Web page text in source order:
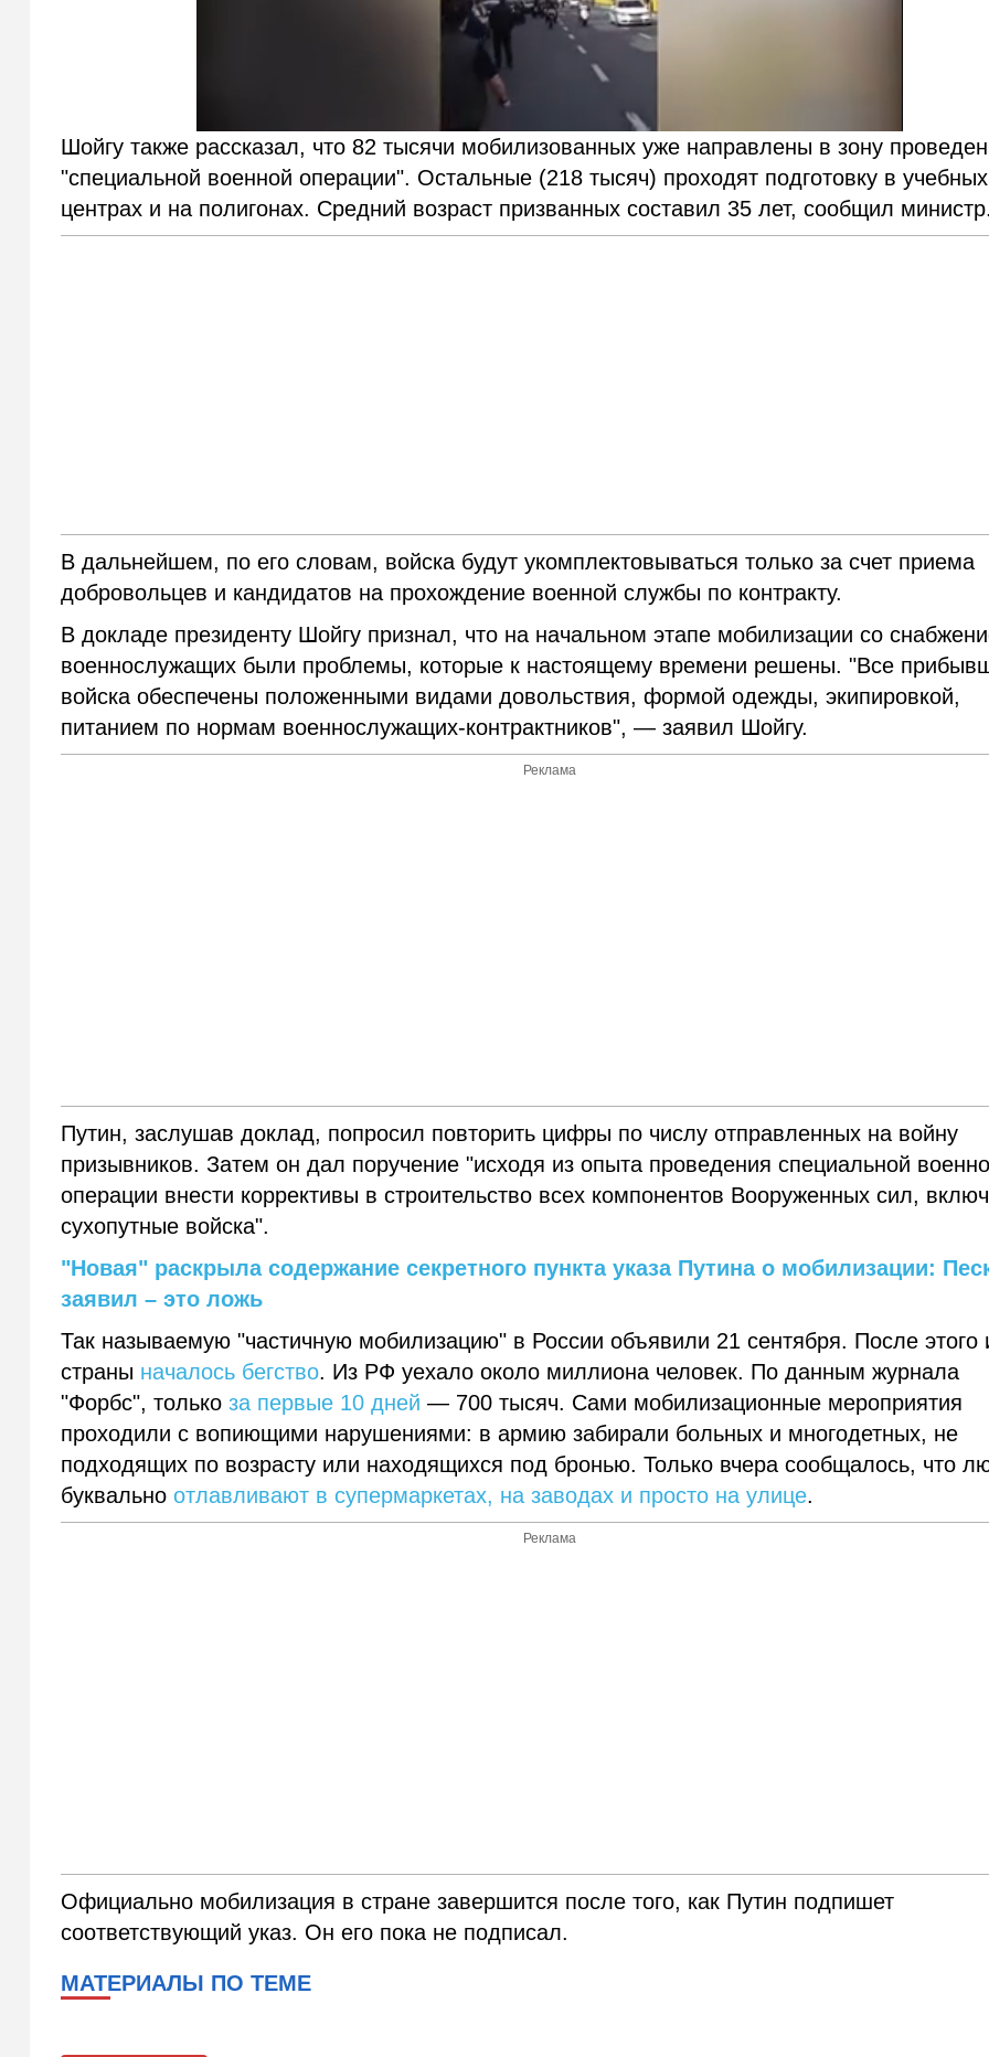
Шойгу также рассказал, что 82 тысячи мобилизованных уже направлены в зону
"специальной военной операции". Остальные (218 тысяч) проходят подготовку в учебных
центрах и на полигонах. Средний возраст призванных составил 35 лет, сообщил министр.
В дальнейшем, по его словам, войска будут укомплектовываться только за счет приема
добровольцев и кандидатов на прохождение военной службы по контракту.
В докладе президенту Шойгу признал, что на начальном этапе мобилизации со
военнослужащих были проблемы, которые к настоящему времени решены. "Все
войска обеспечены положенными видами довольствия, формой одежды, экипировкой,
питанием по нормам военнослужащих-контрактников", — заявил Шойгу.
Реклама
Путин, заслушав доклад, попросил повторить цифры по числу отправленных на войну
призывников. Затем он дал поручение "исходя из опыта проведения специальной
операции внести коррективы в строительство всех компонентов Вооруженных сил,
сухопутные войска".
"Новая" раскрыла содержание секретного пункта указа Путина о мобилизации:
заявил – это ложь
Так называемую "частичную мобилизацию" в России объявили 21 сентября. После этого
страны началось бегство. Из РФ уехало около миллиона человек. По данным журнала
"Форбс", толькоза первые 10 дней — 700 тысяч. Сами мобилизационные мероприятия
проходили с вопиющими нарушениями: в армию забирали больных и многодетных, не
подходящих по возрасту или находящихся под бронью. Только вчера сообщалось, что
буквальноотлавливают в супермаркетах, на заводах и просто на улице.
Реклама
Официально мобилизация в стране завершится после того, как Путин подпишет
соответствующий указ. Он его пока не подписал.
МАТЕРИАЛЫ ПО ТЕМЕ